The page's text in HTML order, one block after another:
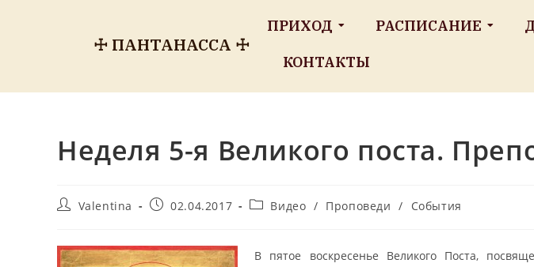
☩ ПАНТАНАССА ☩
ПРИХОД РАСПИСАНИЕ
КОНТАКТЫ
Неделя 5-я Великого поста.
Valentina 02.04.2017 Видео / Проповеди / События
В пятое воскресенье Великого Поста,